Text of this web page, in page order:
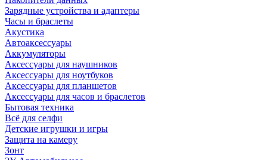
Зарядные устройства и адаптеры
Часы и браслеты
Акустика
Автоаксессуары
Аккумуляторы
Аксессуары для наушников
Аксессуары для ноутбуков
Аксессуары для планшетов
Аксессуары для часов и браслетов
Бытовая техника
Всё для селфи
Детские игрушки и игры
Защита на камеру
Зонт